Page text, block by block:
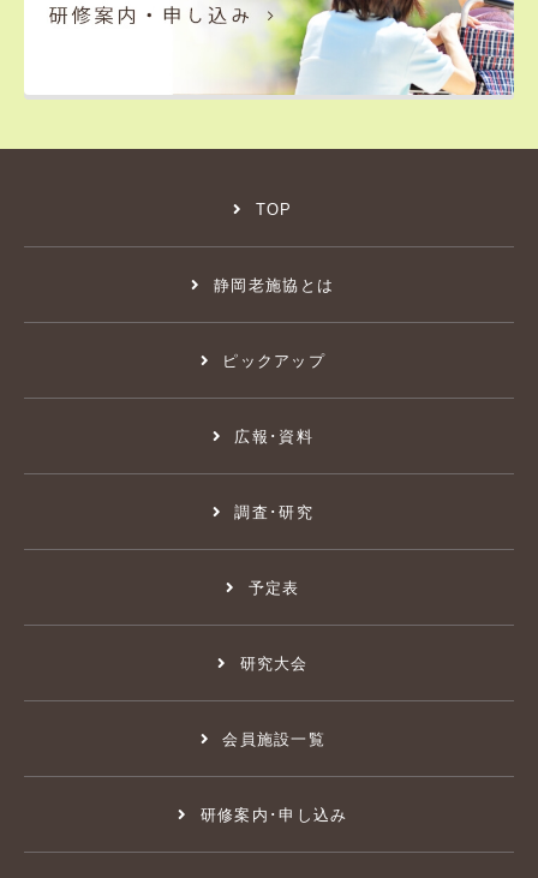
TOP
静岡老施協とは
ピックアップ
広報･資料
調査･研究
予定表
研究大会
会員施設一覧
研修案内･申し込み